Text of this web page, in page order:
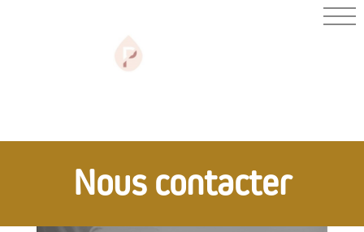
Nous contacter